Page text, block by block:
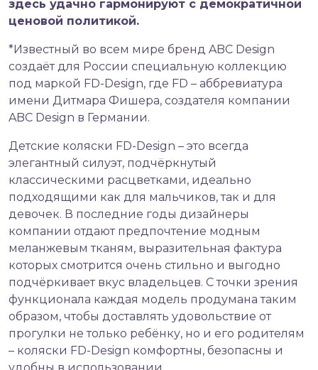
здесь удачно гармонируют с демократичной
ценовой политикой.
*Известный во всем мире бренд ABC Design
создаёт для России специальную коллекцию
под маркой FD-Design, где FD – аббревиатура
имени Дитмара Фишера, создателя компании
ABC Design в Германии.
Детские коляски FD-Design – это всегда
элегантный силуэт, подчёркнутый
классическими расцветками, идеально
подходящими как для мальчиков, так и для
девочек. В последние годы дизайнеры
компании отдают предпочтение модным
меланжевым тканям, выразительная фактура
которых смотрится очень стильно и выгодно
подчёркивает вкус владельцев. С точки зрения
функционала каждая модель продумана таким
образом, чтобы доставлять удовольствие от
прогулки не только ребёнку, но и его родителям
– коляски FD-Design комфортны, безопасны и